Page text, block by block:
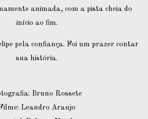
animada, com a pista cheia do
início ao fim.
pela confiança. Foi um prazer contar
sua história.
Bruno Rossete
Leandro Araujo